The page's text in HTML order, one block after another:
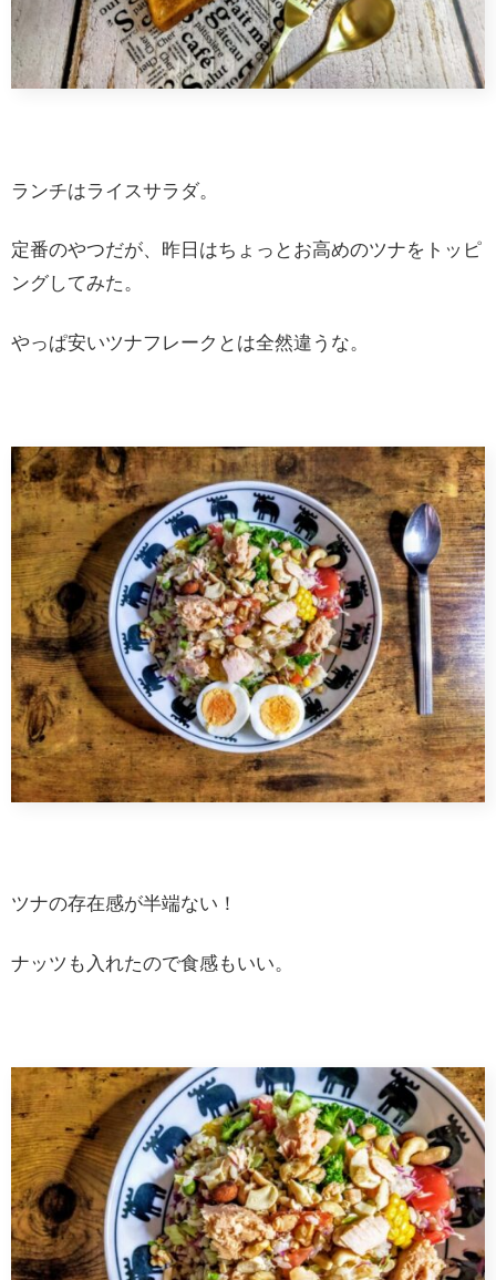
ランチはライスサラダ。
定番のやつだが、昨日はちょっとお高めのツナをトッピ
ングしてみた。
やっぱ安いツナフレークとは全然違うな。
ツナの存在感が半端ない！
ナッツも入れたので食感もいい。